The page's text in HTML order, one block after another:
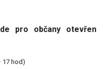
pro občany otevřen
17 hod)